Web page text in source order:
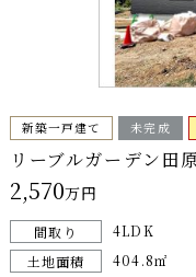
新築一戸建て 未完成
リーブルガーデン
2,570万円
間取り 4LDK
土地面積
404.8㎡